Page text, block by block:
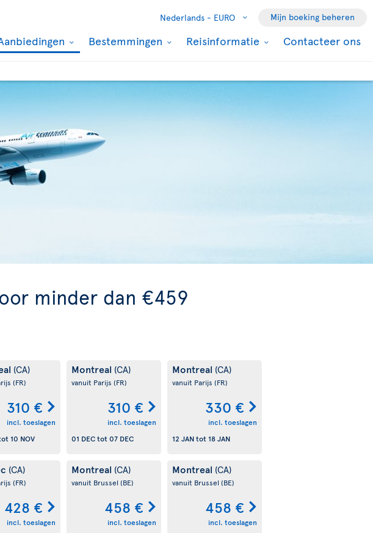
Nederlands - EURO Mijn boeking beheren
Bestemmingen Reisinformatie Contacteer ons
minder dan €459
(CA)
(FR)
310 €
incl. toeslagen
10 NOV
Montreal (CA)
vanuit Parijs (FR)
310 €
incl. toeslagen
01 DECtot 07 DEC
Montreal (CA)
vanuit Parijs (FR)
330 €
incl. toeslagen
12 JANtot 18 JAN
(CA)
(FR)
428 €
incl. toeslagen
Montreal (CA)
vanuit Brussel (BE)
458 €
incl. toeslagen
Montreal (CA)
vanuit Brussel (BE)
458 €
incl. toeslagen